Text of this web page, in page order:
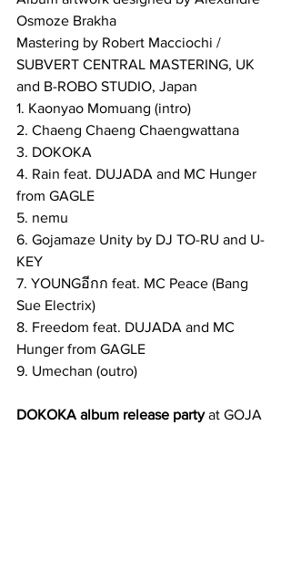
Osmoze Brakha
Mastering by Robert Macciochi /
SUBVERT CENTRAL MASTERING, UK
and B-ROBO STUDIO, Japan
1. Kaonyao Momuang (intro)
2. Chaeng Chaeng Chaengwattana
3. DOKOKA
4. Rain feat. DUJADA and MC Hunger
from GAGLE
5. nemu
6. Gojamaze Unity by DJ TO-RU and U-
KEY
7. YOUNGอีกก feat. MC Peace (Bang
Sue Electrix)
8. Freedom feat. DUJADA and MC
Hunger from GAGLE
9. Umechan (outro)
DOKOKA album release party at GOJA